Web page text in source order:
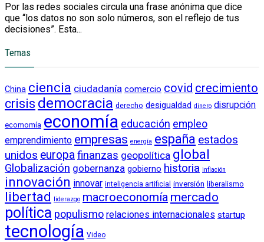
Por las redes sociales circula una frase anónima que dice
que “los datos no son solo números, son el reflejo de tus
decisiones”. Esta...
Temas
China ciencia ciudadanía comercio covid crecimiento
crisis democracia derecho desigualdad dinero disrupción
ecomomía economía educación empleo
emprendimiento empresas energía españa estados
unidos europafinanzas geopolítica global
Globalización gobernanza gobierno historia inflación
innovación innovar inteligencia artificial inversión liberalismo
libertad liderazgo macroeconomía mercado
política populismo relaciones internacionales startup
tecnología Video